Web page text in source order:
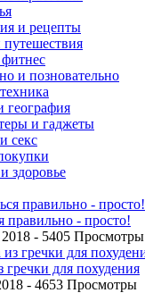
и рецепты
и позновательно
география
и гаджеты
секс
здоровье
правильно - просто!
- 5405 Просмотры
гречки для похудения
- 4653 Просмотры